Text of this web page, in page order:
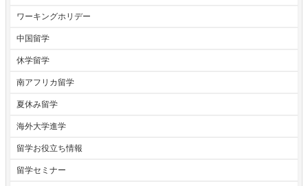
ワーキングホリデー
中国留学
休学留学
南アフリカ留学
夏休み留学
海外大学進学
留学お役立ち情報
留学セミナー